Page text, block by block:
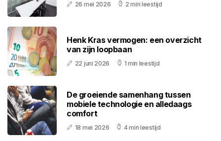
26 mei 2026 2 min leestijd
Henk Kras vermogen: een overzicht
van zijn loopbaan
22 juni 2026 1 min leestijd
De groeiende samenhang tussen
mobiele technologie en alledaags
comfort
18 mei 2026 4 min leestijd